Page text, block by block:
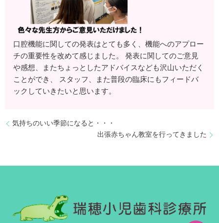
口腔機能に関しての発表はとても多く、機能へのアプロー
チの重要性を改めて感じました。 発表に関してのご意見
や感想、またちょっとしたアドバイスなども沢山いただく
ことができ、 スタッフ、また普段の臨床にもフィードバ
ックしていきたいと思います。
気持ちのいい季節になると・・・
出張赤ちゃん教室を行ってきました